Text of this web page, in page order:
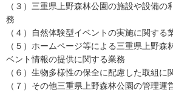
（３）三重県上野森林公園の施設や設備の
務
（４）自然体験型イベントの実施に関する
（５）ホームページ等による三重県上野森
ベント情報の提供に関する業務
（６）生物多様性の保全に配慮した取組に
（７）その他三重県上野森林公園の管理運